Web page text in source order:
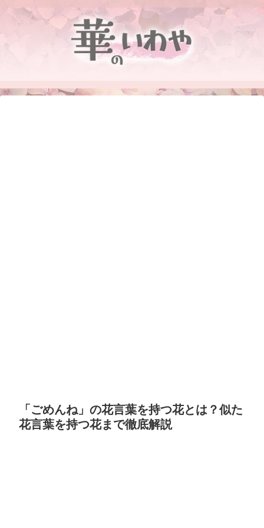
「ごめんね」の花言葉を持つ花とは？似た
花言葉を持つ花まで徹底解説